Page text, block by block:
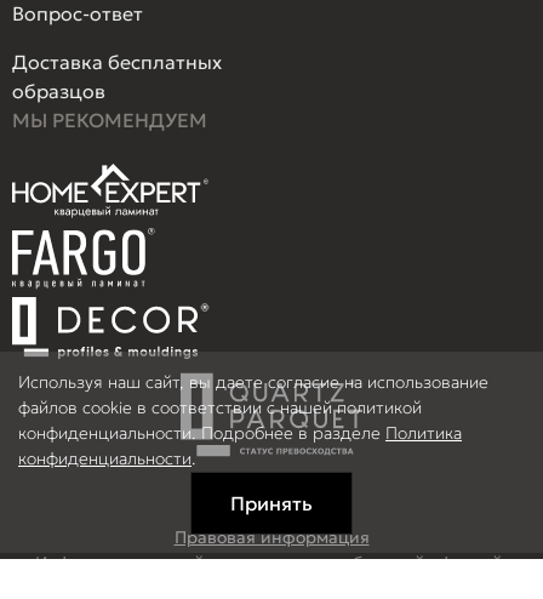
Правовая информация
Информация на сайте не является публичной офертой.
Вопрос-ответ
Доставка бесплатных
образцов
МЫ РЕКОМЕНДУЕМ
Используя наш сайт, вы даете согласие на использование
файлов cookie в соответствии с нашей политикой
конфиденциальности. Подробнее в разделе Политика
конфиденциальности.
Принять